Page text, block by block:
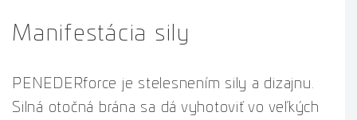
Manifestácia sily
PENEDERforce je stelesnením sily a dizajnu.
Silná otočná brána sa dá vyhotoviť vo veľkých